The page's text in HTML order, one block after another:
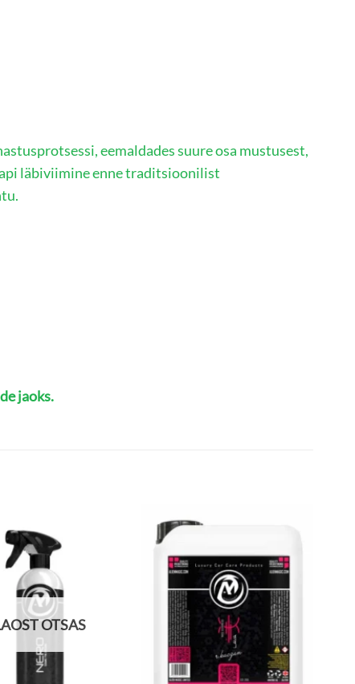
eemaldades suure osa mustusest,
läbiviimine enne traditsioonilist
jaoks.
OTSAS